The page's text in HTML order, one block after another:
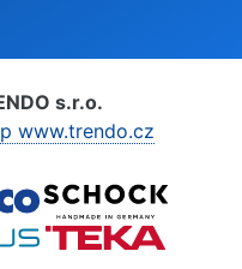
s.r.o.
www.trendo.cz